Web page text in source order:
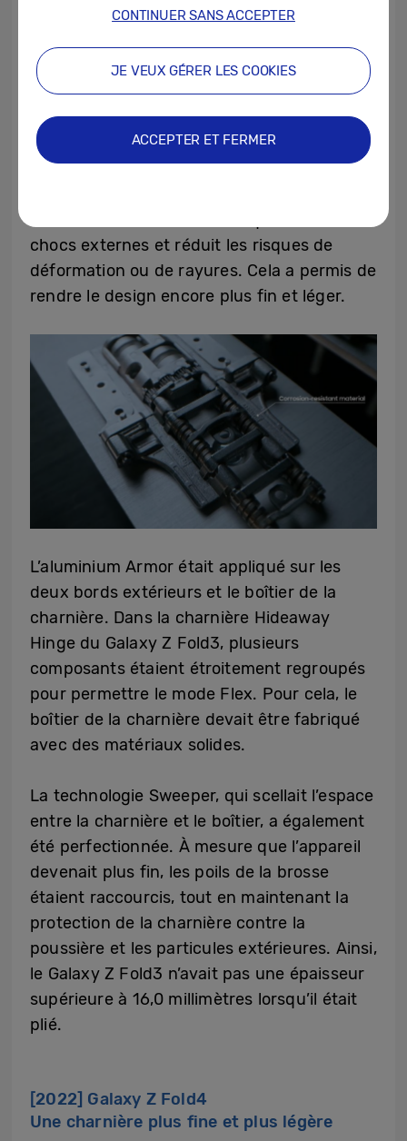
parties était scellée avec un joint en silicone
durci (CIPG) pour empêcher les liquides de
pénétrer dans l’appareil. De plus, des câbles
de circuits imprimés flexibles (FPCB) étaient
utilisés pour protéger les composants
fragiles.
chocs externes et réduit les risques de
déformation ou de rayures. Cela a permis de
rendre le design encore plus fin et léger.
L’aluminium Armor était appliqué sur les
deux bords extérieurs et le boîtier de la
charnière. Dans la charnière Hideaway
Hinge du Galaxy Z Fold3, plusieurs
composants étaient étroitement regroupés
pour permettre le mode Flex. Pour cela, le
boîtier de la charnière devait être fabriqué
avec des matériaux solides.
La technologie Sweeper, qui scellait l’espace
entre la charnière et le boîtier, a également
été perfectionnée. À mesure que l’appareil
devenait plus fin, les poils de la brosse
étaient raccourcis, tout en maintenant la
protection de la charnière contre la
poussière et les particules extérieures. Ainsi,
le Galaxy Z Fold3 n’avait pas une épaisseur
supérieure à 16,0 millimètres lorsqu’il était
plié.
[2022] Galaxy Z Fold4
Une charnière plus fine et plus légère
CONTINUER SANS ACCEPTER
JE VEUX GÉRER LES COOKIES
ACCEPTER ET FERMER